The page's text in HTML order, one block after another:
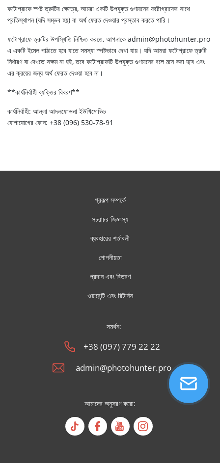
ফটোগ্রাফে স্পষ্ট ত্রুটির ক্ষেত্রে, আমরা একটি উপযুক্ত গুণমানের ফটোগ্রাফের সাথে
প্রতিস্থাপন (যদি সম্ভব হয়) বা অর্থ ফেরত দেওয়ার প্রস্তাব করতে পারি।
ফটোগ্রাফে ত্রুটির উপস্থিতি নিশ্চিত করতে, আপনাকে admin@photohunter.pro
এ একটি ইমেল পাঠাতে হবে যাতে সমস্যা স্পষ্টভাবে দেখা যায়। যদি আমরা ফটোগ্রাফে ত্রুটি
নির্ধারণ বা দেখতে সক্ষম না হই, তবে ফটোগ্রাফটি উপযুক্ত গুণমানের বলে মনে করা হবে এবং
এর ক্রয়ের জন্য অর্থ ফেরত দেওয়া হবে না।
**কার্যনির্বাহী ব্যক্তির বিবরণ**
কার্যনির্বাহী: আল্লা আদলফোভনা ইউখিমোভিচ
যোগাযোগের ফোন: +38 (096) 530-78-91
প্রকল্প সম্পর্কে
সচরাচর জিজ্ঞাস্য
ব্যবহারের শর্তাবলী
গোপনীয়তা
প্রদান এবং বিতরণ
ওয়ারেন্টি এবং রিটার্নস
সমর্থন:
+38 (097) 779 22 22
admin@photohunter.pro
আমাদের অনুসরণ করো: